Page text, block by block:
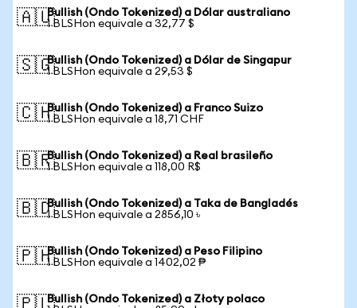
🇦🇺Bullish (Ondo Tokenized) a Dólar australiano
1 BLSHon equivale a 32,77 $
🇸🇬Bullish (Ondo Tokenized) a Dólar de Singapur
1 BLSHon equivale a 29,53 $
🇨🇭Bullish (Ondo Tokenized) a Franco Suizo
1 BLSHon equivale a 18,71 CHF
🇧🇷Bullish (Ondo Tokenized) a Real brasileño
1 BLSHon equivale a 118,00 R$
🇧🇩Bullish (Ondo Tokenized) a Taka de Bangladés
1 BLSHon equivale a 2856,10 ৳
🇵🇭Bullish (Ondo Tokenized) a Peso Filipino
1 BLSHon equivale a 1402,02 ₱
Bullish (Ondo Tokenized) a Złoty polaco